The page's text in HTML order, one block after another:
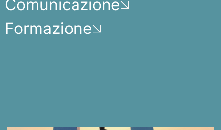
Comunicazione
Formazione